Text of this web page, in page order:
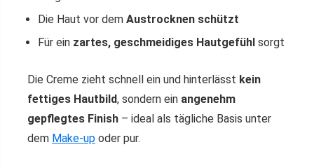
Die Haut vor dem Austrocknen schützt
Für ein zartes, geschmeidiges Hautgefühl sorgt
Die Creme zieht schnell ein und hinterlässt kein
fettiges Hautbild, sondern ein angenehm
gepflegtes Finish – ideal als tägliche Basis unter
dem Make-up oder pur.